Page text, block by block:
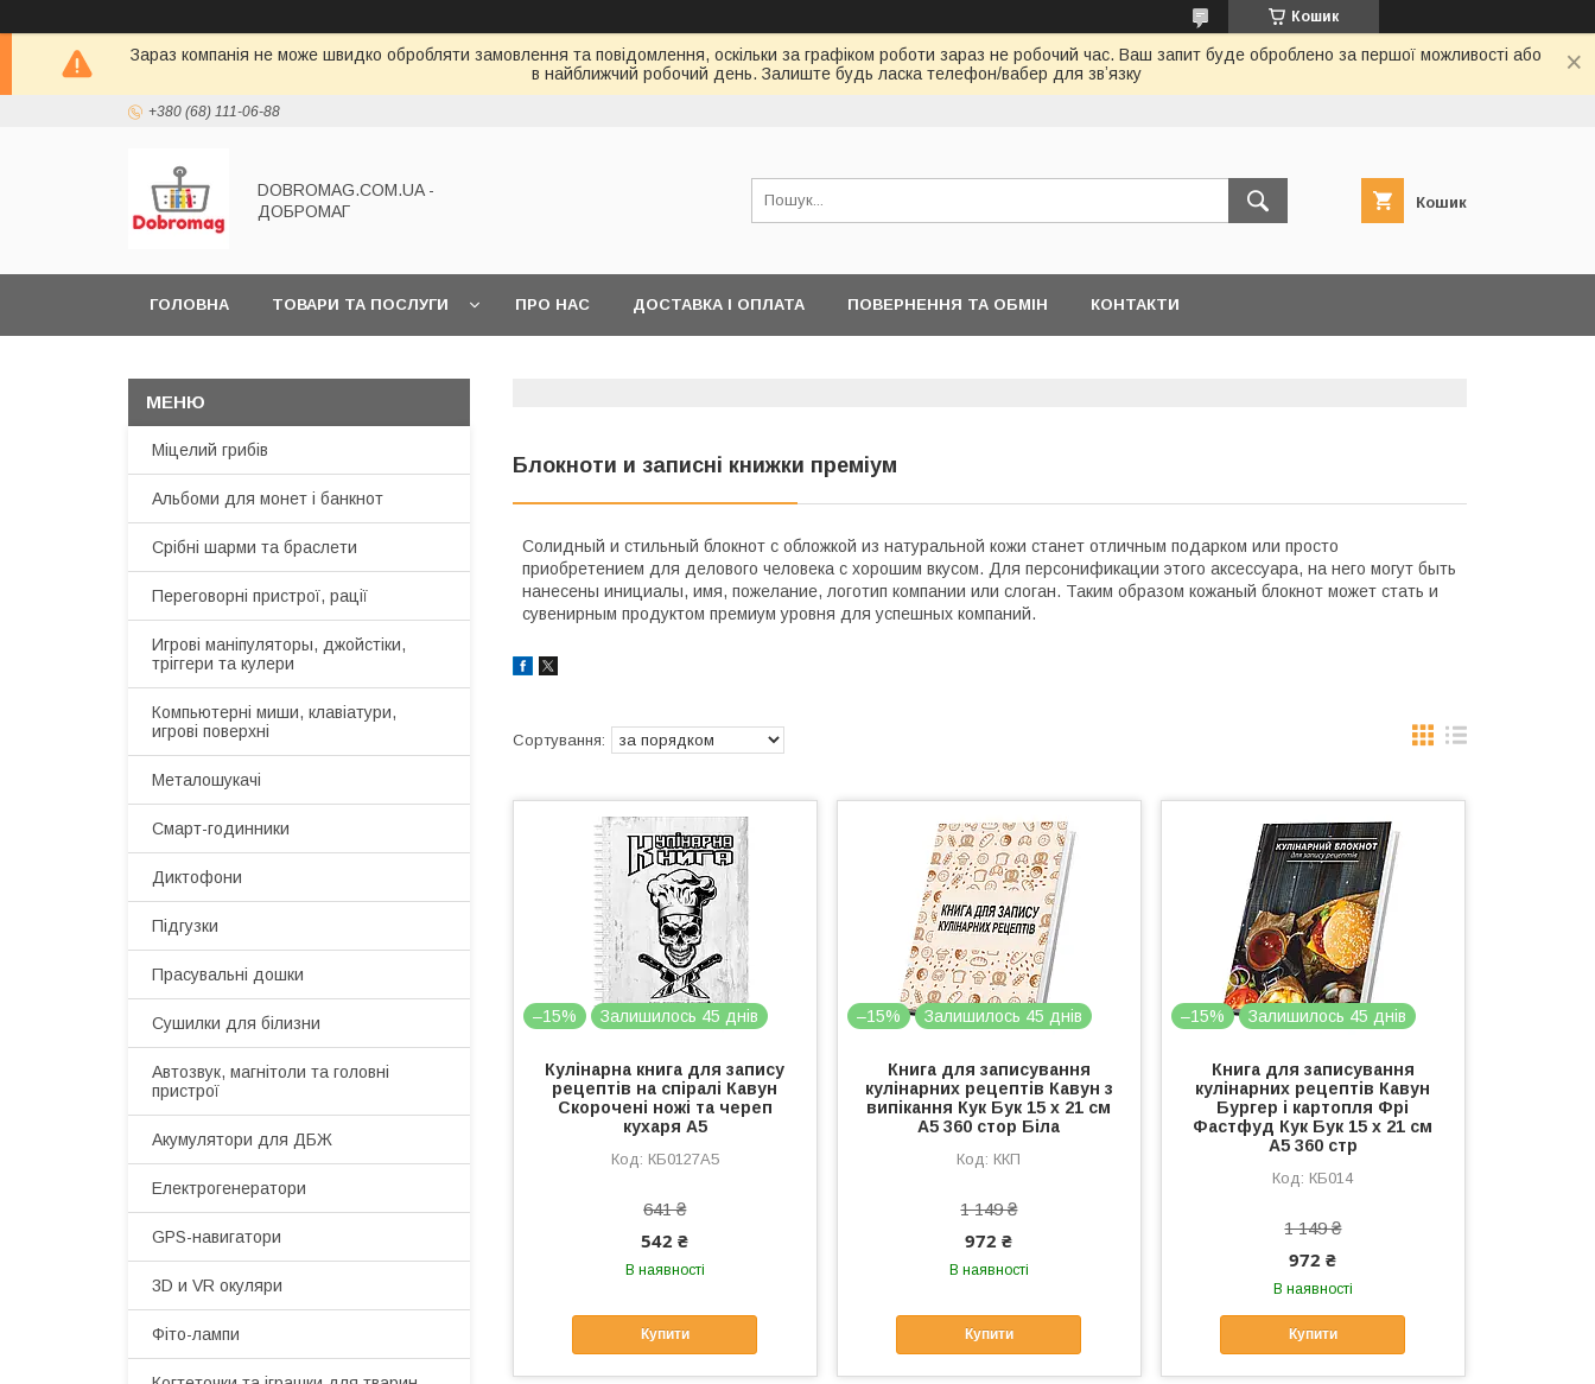
Кошик
Зараз компанія не може швидко обробляти замовлення та повідомлення, оскільки за графіком роботи зараз не робочий час. Ваш запит буде оброблено за першої можливості або
в найближчий робочий день. Залиште будь ласка телефон/вабер для звʼязку
+380 (68) 111-06-88
DOBROMAG.COM.UA -
ДОБРОМАГ
Кошик
ГОЛОВНА ТОВАРИ ТА ПОСЛУГИ ПРО НАС ДОСТАВКА І ОПЛАТА ПОВЕРНЕННЯ ТА ОБМІН КОНТАКТИ
Блокноти и записні книжки преміум
Солидный и стильный блокнот с обложкой из натуральной кожи станет отличным подарком или просто
приобретением для делового человека с хорошим вкусом. Для персонификации этого аксессуара, на него могут быть
нанесены инициалы, имя, пожелание, логотип компании или слоган. Таким образом кожаный блокнот может стать и
сувенирным продуктом премиум уровня для успешных компаний.
–15% Залишилось 45 днів
Кулінарна книга для запису
рецептів на спіралі Кавун
Скорочені ножі та череп
кухаря A5
КБ0127А5
641 ₴
542 ₴
В наявності
Купити
–15% Залишилось 45 днів
Книга для записування
кулінарних рецептів Кавун з
випікання Кук Бук 15 х 21 см
A5 360 стор Біла
ККП
1 149 ₴
972 ₴
В наявності
Купити
–15% Залишилось 45 днів
Книга для записування
кулінарних рецептів Кавун
Бургер і картопля Фрі
Фастфуд Кук Бук 15 х 21 см
A5 360 стр
КБ014
1 149 ₴
972 ₴
В наявності
Купити
Міцелий грибів
Альбоми для монет і банкнот
Срібні шарми та браслети
Переговорні пристрої, рації
Игрові маніпуляторы, джойстіки,
тріггери та кулери
Компьютерні миши, клавіатури,
игрові поверхні
Металошукачі
Смарт-годинники
Диктофони
Підгузки
Прасувальні дошки
Сушилки для білизни
Автозвук, магнітоли та головні
пристрої
Акумулятори для ДБЖ
Електрогенератори
GPS-навигатори
3D и VR окуляри
Фіто-лампи